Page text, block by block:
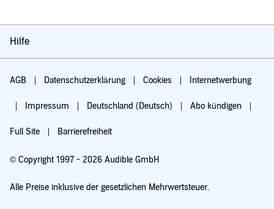
Hilfe
AGB Datenschutzerklärung Cookies Internetwerbung
Impressum Deutschland (Deutsch) Abo kündigen
Full Site Barrierefreiheit
© Copyright 1997 - 2026 Audible GmbH
Alle Preise inklusive der gesetzlichen Mehrwertsteuer.